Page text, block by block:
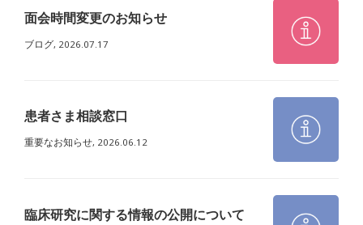
面会時間変更のお知らせ
ブログ, 2026.07.17
患者さま相談窓口
重要なお知らせ, 2026.06.12
臨床研究に関する情報の公開について